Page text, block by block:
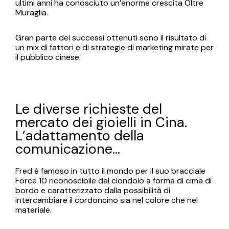
ultimi anni ha conosciuto un’enorme crescita Oltre
Muraglia.
Gran parte dei successi ottenuti sono il risultato di
un mix di fattori e di strategie di marketing mirate per
il pubblico cinese.
Le diverse richieste del
mercato dei gioielli in Cina.
L’adattamento della
comunicazione…
Fred è famoso in tutto il mondo per il suo bracciale
Force 10 riconoscibile dal ciondolo a forma di cima di
bordo e caratterizzato dalla possibilità di
intercambiare il cordoncino sia nel colore che nel
materiale.